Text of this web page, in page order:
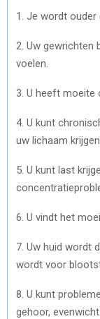
1. Je wordt ouder
2. Uw gewrichten
voelen.
3. U heeft moeite
4. U kunt
uw lichaam krijgen.
5. U kunt last
6. U vindt het
7. Uw huid wordt
wordt voor
8. U kunt
gehoor,